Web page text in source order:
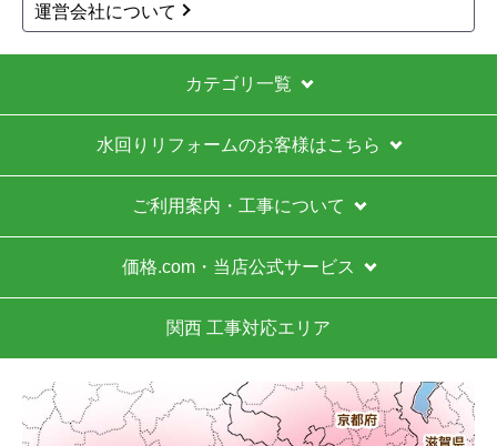
運営会社について
カテゴリ一覧
水回りリフォームのお客様はこちら
ご利用案内・工事について
価格.com・当店公式サービス
関西 工事対応エリア